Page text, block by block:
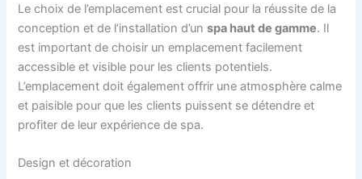
Le choix de l’emplacement est crucial pour la réussite de la
conception et de l’installation d’unspa haut de gamme. Il
est important de choisir un emplacement facilement
accessible et visible pour les clients potentiels.
L’emplacement doit également offrir une atmosphère calme
et paisible pour que les clients puissent se détendre et
profiter de leur expérience de spa.
Design et décoration